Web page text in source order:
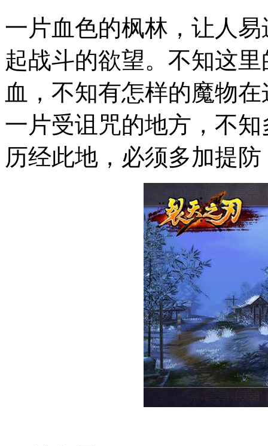
一片血色的枫林，让人
起战斗的欲望。不知这
血，不知有怎样的魔物
一片受诅咒的地方，不
历经此地，必须多加提